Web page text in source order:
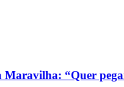
Maravilha: “Quer